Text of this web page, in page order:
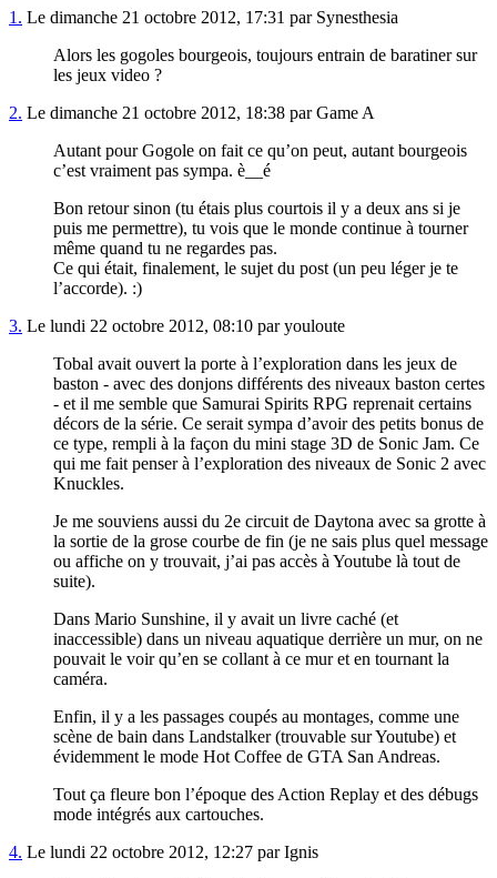
1. Le dimanche 21 octobre 2012, 17:31 par Synesthesia
Alors les gogoles bourgeois, toujours entrain de baratiner sur
les jeux video ?
2. Le dimanche 21 octobre 2012, 18:38 par Game A
Autant pour Gogole on fait ce qu’on peut, autant bourgeois
c’est vraiment pas sympa. è__é
Bon retour sinon (tu étais plus courtois il y a deux ans si je
puis me permettre), tu vois que le monde continue à tourner
même quand tu ne regardes pas.
Ce qui était, finalement, le sujet du post (un peu léger je te
l’accorde). :)
3. Le lundi 22 octobre 2012, 08:10 par youloute
Tobal avait ouvert la porte à l’exploration dans les jeux de
baston - avec des donjons différents des niveaux baston certes
- et il me semble que Samurai Spirits RPG reprenait certains
décors de la série. Ce serait sympa d’avoir des petits bonus de
ce type, rempli à la façon du mini stage 3D de Sonic Jam. Ce
qui me fait penser à l’exploration des niveaux de Sonic 2 avec
Knuckles.
Je me souviens aussi du 2e circuit de Daytona avec sa grotte à
la sortie de la grose courbe de fin (je ne sais plus quel message
ou affiche on y trouvait, j’ai pas accès à Youtube là tout de
suite).
Dans Mario Sunshine, il y avait un livre caché (et
inaccessible) dans un niveau aquatique derrière un mur, on ne
pouvait le voir qu’en se collant à ce mur et en tournant la
caméra.
Enfin, il y a les passages coupés au montages, comme une
scène de bain dans Landstalker (trouvable sur Youtube) et
évidemment le mode Hot Coffee de GTA San Andreas.
Tout ça fleure bon l’époque des Action Replay et des débugs
mode intégrés aux cartouches.
4. Le lundi 22 octobre 2012, 12:27 par Ignis